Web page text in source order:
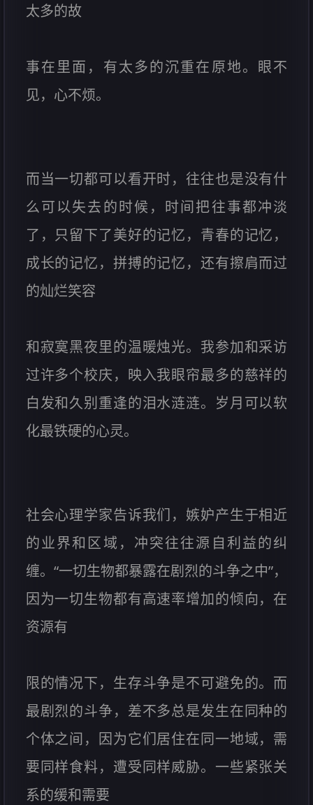
太多的故
事在里面，有太多的沉重在原地。眼不
见，心不烦。
而当一切都可以看开时，往往也是没有什
么可以失去的时候，时间把往事都冲淡
了，只留下了美好的记忆，青春的记忆，
成长的记忆，拼搏的记忆，还有擦肩而过
的灿烂笑容
和寂寞黑夜里的温暖烛光。我参加和采访
过许多个校庆，映入我眼帘最多的慈祥的
白发和久别重逢的泪水涟涟。岁月可以软
化最铁硬的心灵。
社会心理学家告诉我们，嫉妒产生于相近
的业界和区域，冲突往往源自利益的纠
缠。“一切生物都暴露在剧烈的斗争之中”，
因为一切生物都有高速率增加的倾向，在
资源有
限的情况下，生存斗争是不可避免的。而
最剧烈的斗争，差不多总是发生在同种的
个体之间，因为它们居住在同一地域，需
要同样食料，遭受同样威胁。一些紧张关
系的缓和需要